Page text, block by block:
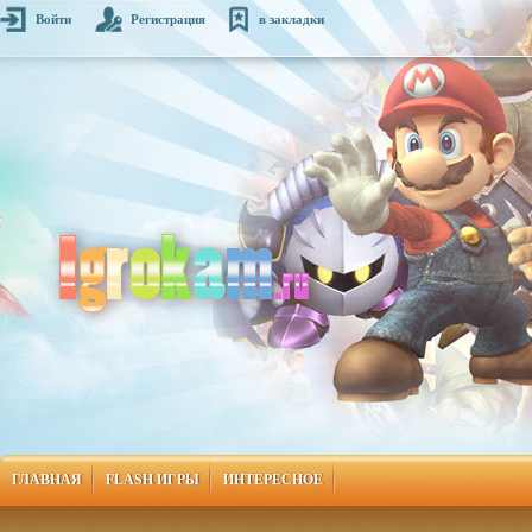
Войти Регистрация в закладки
ГЛАВНАЯ FLASH ИГРЫ ИНТЕРЕСНОЕ